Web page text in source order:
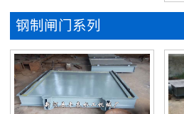
钢制闸门系列